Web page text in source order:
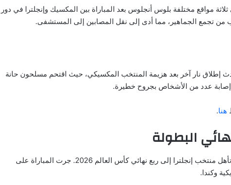
مواقع مختلفة بلوس أنجلوس بعد المباراة بين المكسيك وإنجلترا في دور
إطلاق نار آخر بعد هزيمة المنتخب المكسيكي، حيث اقتحم مسلحون حانة
إصابة عدد من الأشخاص بجروح خطيرة.
هنا.
البطولة
بعد فوز مثير بنتيجة 3-2 على المكسيك، تأهل منتخب إنجلترا إلى ربع نهائي كأس العالم 2026. جرت المباراة على
وكندا.